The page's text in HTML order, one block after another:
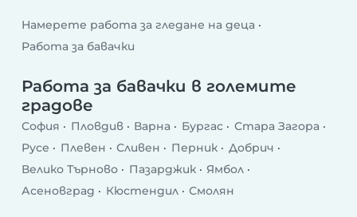
Намерете работа за гледане на деца
Работа за бавачки
Работа за бавачки в големите
градове
София Пловдив Варна Бургас
Стара Загора
Русе
Плевен Сливен Перник
Добрич
Велико Търново
Пазарджик
Ямбол
Асеновград
Кюстендил Смолян